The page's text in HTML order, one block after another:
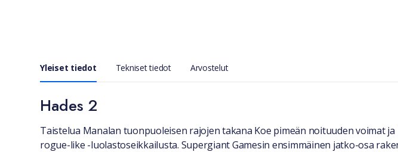
Yleiset tiedot Tekniset tiedot Arvostelut
Yleiset tiedot
Hades 2
Taistelua Manalan tuonpuoleisen rajojen takana Koe pimeän noituuden voimat
rogue-like -luolastoseikkailusta. Supergiant Gamesin ensimmäinen jatko-osa